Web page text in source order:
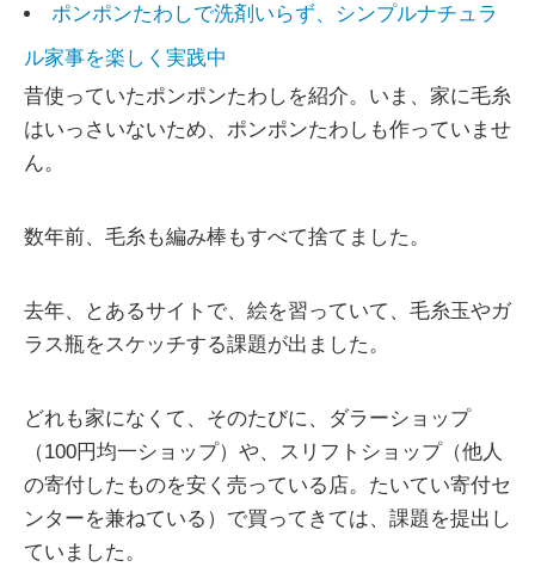
ポンポンたわしで洗剤いらず、シンプルナチュラ
ル家事を楽しく実践中
昔使っていたポンポンたわしを紹介。いま、家に毛糸
はいっさいないため、ポンポンたわしも作っていませ
ん。
数年前、毛糸も編み棒もすべて捨てました。
去年、とあるサイトで、絵を習っていて、毛糸玉やガ
ラス瓶をスケッチする課題が出ました。
どれも家になくて、そのたびに、ダラーショップ
（100円均一ショップ）や、スリフトショップ（他人
の寄付したものを安く売っている店。たいてい寄付セ
ンターを兼ねている）で買ってきては、課題を提出し
ていました。